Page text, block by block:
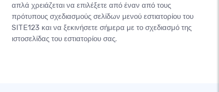
απλά χρειάζεται να επιλέξετε από έναν από τους
πρότυπους σχεδιασμούς σελίδων μενού εστιατορίου του
SITE123 και να ξεκινήσετε σήμερα με το σχεδιασμό της
ιστοσελίδας του εστιατορίου σας.